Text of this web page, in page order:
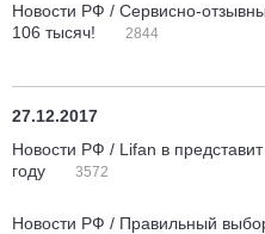
Новости РФ / Сервисно-
106 тысяч!
2844
27.12.2017
Новости РФ / Lifan в
году
3572
Новости РФ / Правильный